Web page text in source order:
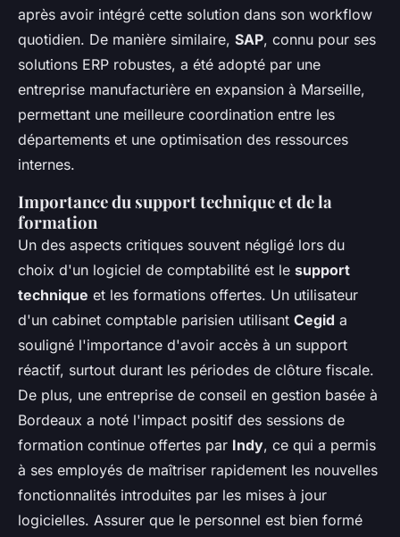
après avoir intégré cette solution dans son workflow
quotidien. De manière similaire, SAP, connu pour ses
solutions ERP robustes, a été adopté par une
entreprise manufacturière en expansion à Marseille,
permettant une meilleure coordination entre les
départements et une optimisation des ressources
internes.
Importance du support technique et de la
formation
Un des aspects critiques souvent négligé lors du
choix d'un logiciel de comptabilité est le support
technique et les formations offertes. Un utilisateur
d'un cabinet comptable parisien utilisant Cegid a
souligné l'importance d'avoir accès à un support
réactif, surtout durant les périodes de clôture fiscale.
De plus, une entreprise de conseil en gestion basée à
Bordeaux a noté l'impact positif des sessions de
formation continue offertes par Indy, ce qui a permis
à ses employés de maîtriser rapidement les nouvelles
fonctionnalités introduites par les mises à jour
logicielles. Assurer que le personnel est bien formé